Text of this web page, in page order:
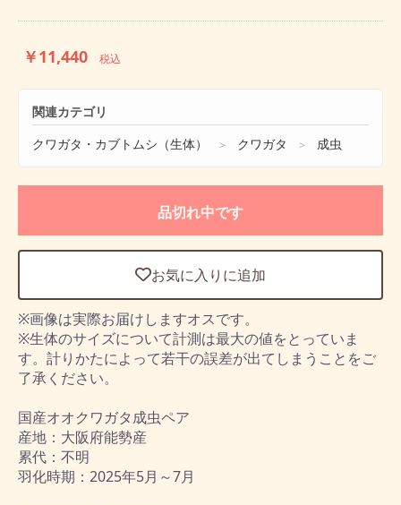
￥11,440 税込
関連カテゴリ
クワガタ・カブトムシ（生体）
＞ クワガタ ＞ 成虫
品切れ中です
お気に入りに追加
※画像は実際お届けしますオスです。
※生体のサイズについて計測は最大の値をとっていま
す。計りかたによって若干の誤差が出てしまうことをご
了承ください。
国産オオクワガタ成虫ペア
産地：大阪府能勢産
累代：不明
羽化時期：2025年5月～7月